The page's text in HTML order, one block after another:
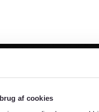
af cookies